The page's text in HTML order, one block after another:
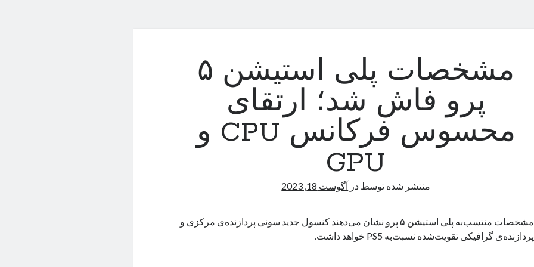
مشخصات پلی استیشن ۵
پرو فاش شد؛ ارتقای
محسوس فرکانس CPU و
GPU
منتشر شده توسط در آگوست 18, 2023
مشخصات منتسب‌به پلی استیشن ۵ پرو نشان می‌دهند کنسول جدید سونی پردازنده‌ی مرکزی و
پردازنده‌ی گرافیکی تقویت‌شده نسبت‌به PS5 خواهد داشت.